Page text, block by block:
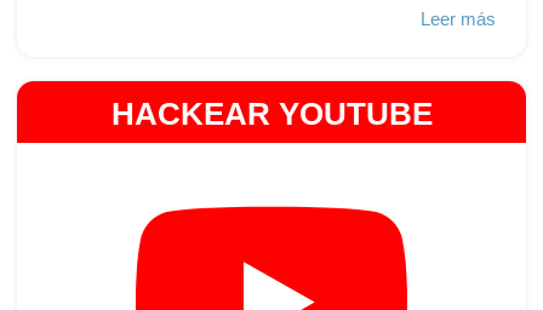
Leer más
HACKEAR YOUTUBE